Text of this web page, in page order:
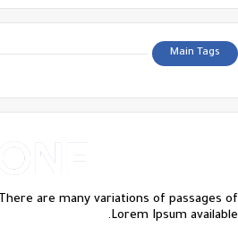
Main Tags
There are many variations of passages of
Lorem Ipsum available.